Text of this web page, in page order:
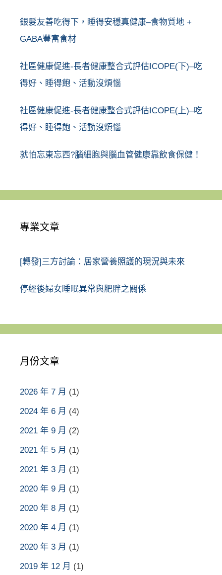
銀髮友善吃得下，睡得安穩真健康–食物質地 +
GABA豐富食材
社區健康促進-長者健康整合式評估ICOPE(下)–吃
得好、睡得飽、活動沒煩惱
社區健康促進-長者健康整合式評估ICOPE(上)–吃
得好、睡得飽、活動沒煩惱
就怕忘東忘西?腦細胞與腦血管健康靠飲食保健！
專業文章
[轉發]三方討論：居家營養照護的現況與未來
停經後婦女睡眠異常與肥胖之關係
月份文章
2026 年 7 月 (1)
2024 年 6 月 (4)
2021 年 9 月 (2)
2021 年 5 月 (1)
2021 年 3 月 (1)
2020 年 9 月 (1)
2020 年 8 月 (1)
2020 年 4 月 (1)
2020 年 3 月 (1)
2019 年 12 月 (1)